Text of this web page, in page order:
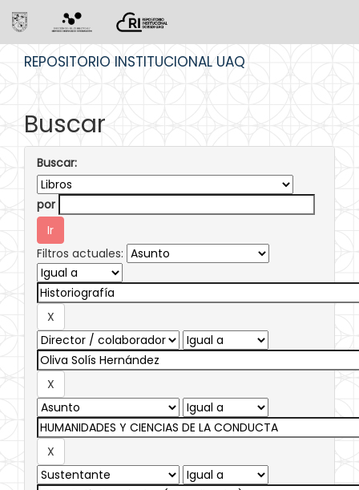
REPOSITORIO INSTITUCIONAL UAQ
Buscar
Buscar:
por
Filtros actuales: